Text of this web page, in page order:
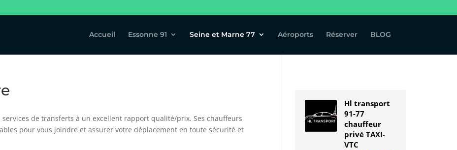
Accueil Essonne 91 Seine et Marne 77 Aéroports Réserver BLOG
de transferts à un excellent rapport qualité/prix. Ses chauffeurs
pour vous joindre et assurer votre déplacement en toute sécurité et
Hl transport
91-77
chauffeur
privé TAXI-
VTC